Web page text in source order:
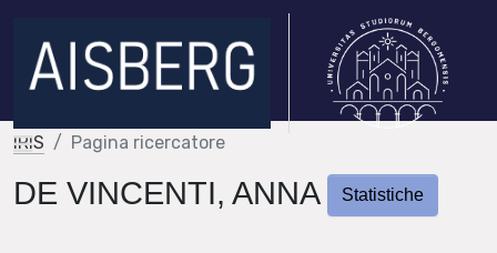
IRIS Pagina ricercatore
DE VINCENTI, ANNA Statistiche